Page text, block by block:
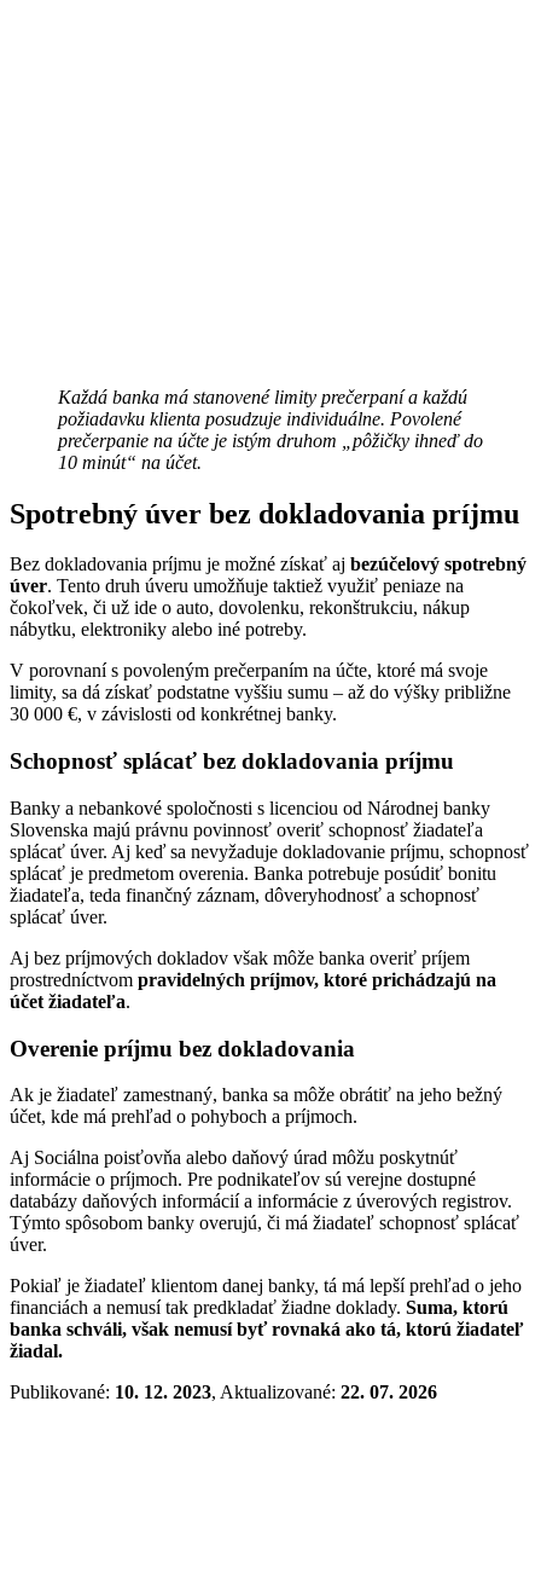
Každá banka má stanovené limity prečerpaní a každú
požiadavku klienta posudzuje individuálne. Povolené
prečerpanie na účte je istým druhom „pôžičky ihneď do
10 minút“ na účet.
Spotrebný úver bez dokladovania príjmu
Bez dokladovania príjmu je možné získať aj bezúčelový spotrebný
úver. Tento druh úveru umožňuje taktiež využiť peniaze na
čokoľvek, či už ide o auto, dovolenku, rekonštrukciu, nákup
nábytku, elektroniky alebo iné potreby.
V porovnaní s povoleným prečerpaním na účte, ktoré má svoje
limity, sa dá získať podstatne vyššiu sumu – až do výšky približne
30 000 €, v závislosti od konkrétnej banky.
Schopnosť splácať bez dokladovania príjmu
Banky a nebankové spoločnosti s licenciou od Národnej banky
Slovenska majú právnu povinnosť overiť schopnosť žiadateľa
splácať úver. Aj keď sa nevyžaduje dokladovanie príjmu, schopnosť
splácať je predmetom overenia. Banka potrebuje posúdiť bonitu
žiadateľa, teda finančný záznam, dôveryhodnosť a schopnosť
splácať úver.
Aj bez príjmových dokladov však môže banka overiť príjem
prostredníctvom pravidelných príjmov, ktoré prichádzajú na
účet žiadateľa.
Overenie príjmu bez dokladovania
Ak je žiadateľ zamestnaný, banka sa môže obrátiť na jeho bežný
účet, kde má prehľad o pohyboch a príjmoch.
Aj Sociálna poisťovňa alebo daňový úrad môžu poskytnúť
informácie o príjmoch. Pre podnikateľov sú verejne dostupné
databázy daňových informácií a informácie z úverových registrov.
Týmto spôsobom banky overujú, či má žiadateľ schopnosť splácať
úver.
Pokiaľ je žiadateľ klientom danej banky, tá má lepší prehľad o jeho
financiách a nemusí tak predkladať žiadne doklady. Suma, ktorú
banka schváli, však nemusí byť rovnaká ako tá, ktorú žiadateľ
žiadal.
Publikované: 10. 12. 2023, Aktualizované: 22. 07. 2026